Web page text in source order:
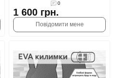
0
1 600 грн.
Повідомити мене